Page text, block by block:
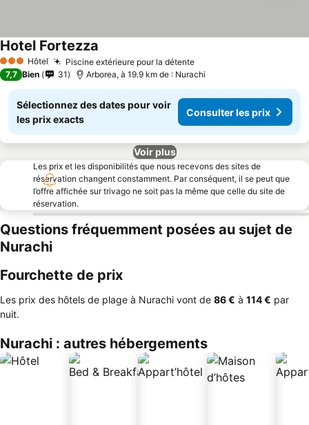
3 ÉtoilesHôtel Piscine extérieure pour la détente
Hotel Fortezza
7,7 Bien 31 Arborea, à 19.9 km de : Nurachi
Sélectionnez des dates pour voir
les prix exacts
Consulter les prix
Voir plus
Les prix et les disponibilités que nous recevons des sites de
réservation changent constamment. Par conséquent, il se peut que
l’offre affichée sur trivago ne soit pas la même que celle du site de
réservation.
Questions fréquemment posées au sujet de
Nurachi
Fourchette de prix
Les prix des hôtels de plage à Nurachi vont de ‎86 € à ‎114 € par
nuit.
Nurachi : autres hébergements